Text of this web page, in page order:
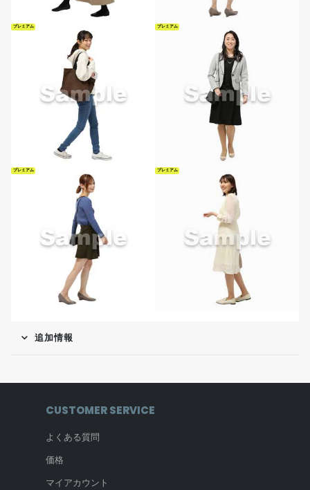
プレミアム プレミアム
プレミアム プレミアム
追加情報
CUSTOMER SERVICE
よくある質問
価格
マイアカウント